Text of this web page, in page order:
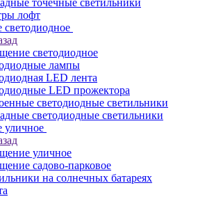
точечные светильники
лофт
светодиодное
лампы
LED лента
LED прожектора
светодиодные светильники
светодиодные светильники
уличное
уличное
садово-парковое
на солнечных батареях